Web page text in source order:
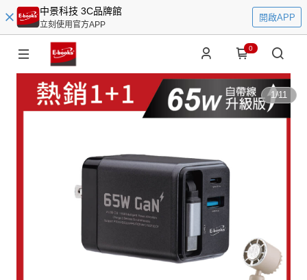
中景科技 3C品牌館
立刻使用官方APP
開啟APP
0
1/11